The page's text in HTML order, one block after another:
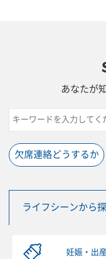
あなたが
欠席連絡どうするか
ライフシーンから
妊娠・出